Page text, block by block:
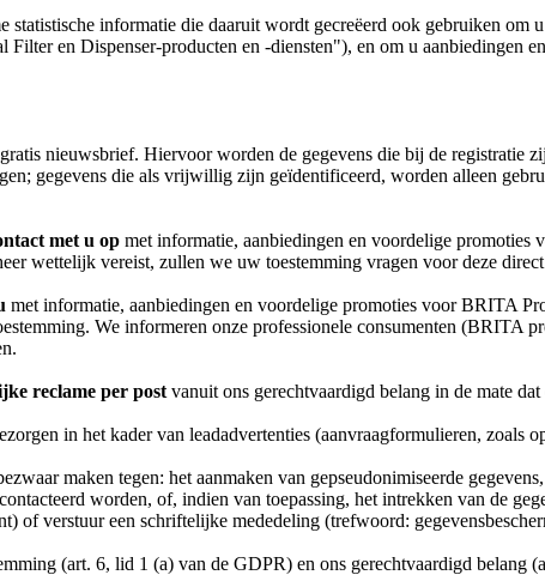
statistische informatie die daaruit wordt gecreëerd ook gebruiken
en Dispenser-producten en -diensten"), en om u aanbiedingen
nieuwsbrief. Hiervoor worden de gegevens die bij de registratie
gegevens die als vrijwillig zijn geïdentificeerd, worden alleen
met u op met informatie, aanbiedingen en voordelige promoties
wettelijk vereist, zullen we uw toestemming vragen voor deze
met informatie, aanbiedingen en voordelige promoties voor BRITA
We informeren onze professionele consumenten
reclame per post vanuit ons gerechtvaardigd belang in de mate
in het kader van leadadvertenties (aanvraagformulieren, zoals
maken tegen: het aanmaken van gepseudonimiseerde
worden, of, indien van toepassing, het intrekken van de
of verstuur een schriftelijke mededeling (trefwoord:
(art. 6, lid 1 (a) van de GDPR) en ons gerechtvaardigd belang